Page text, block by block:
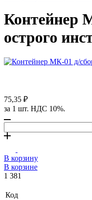
Контейнер
острого
75,35 ₽
за 1 шт. НДС 10%.
В корзину
В корзине
1 381
Код